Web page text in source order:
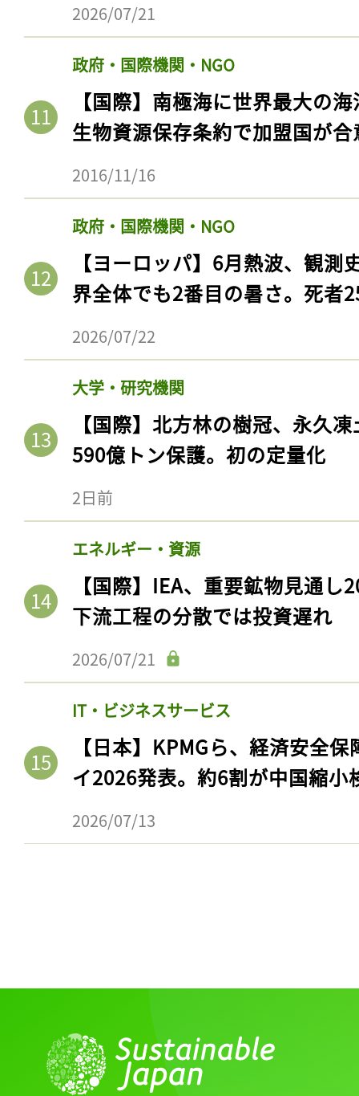
2026/07/21
政府・国際機関・NGO
【国際】南極海に世界最大の
生物資源保存条約で加盟国が合
2016/11/16
政府・国際機関・NGO
【ヨーロッパ】6月熱波、観
界全体でも2番目の暑さ。死者
2026/07/22
大学・研究機関
【国際】北方林の樹冠、永久
590億トン保護。初の定量化
2日前
エネルギー・資源
【国際】IEA、重要鉱物見通
下流工程の分散では投資遅れ
2026/07/21
IT・ビジネスサービス
【日本】KPMGら、経済安全
イ2026発表。約6割が中国縮小
2026/07/13
記事をお気に入りに
ログイン
会員登録